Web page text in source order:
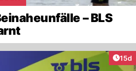
– BLS
15d